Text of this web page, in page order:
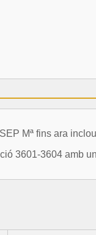
Mª fins ara
3601-3604 amb